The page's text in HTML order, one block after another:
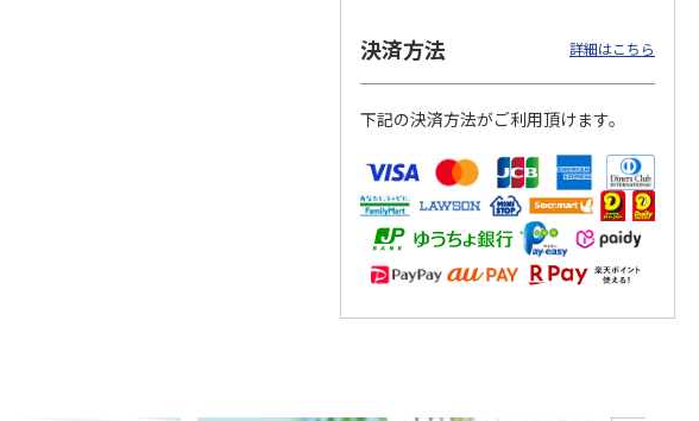
決済方法 詳細はこちら
下記の決済方法がご利用頂けます。